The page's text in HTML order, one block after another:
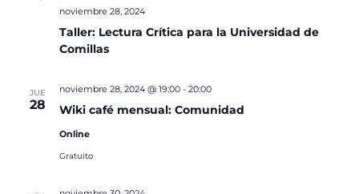
Taller: Lectura Crítica para la Universidad de
Comillas
noviembre 28, 2024
JUE
28 Wiki café mensual: Comunidad
noviembre 28, 2024 @ 19:00- 20:00
Online
Gratuito